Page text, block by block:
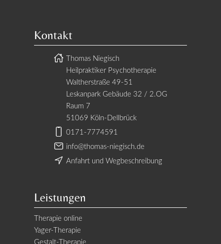
Kontakt
Thomas Niegisch
Heilpraktiker Psychotherapie
Waltherstraße 49-51
Leskanpark Gebäude 32 / 2.OG
Raum 7
51069 Köln-Dellbrück
0171-7774591
info@thomas-niegisch.de
Anfahrt und Wegbeschreibung
Leistungen
Therapie online
Yager-Therapie
Gestalt-Therapie